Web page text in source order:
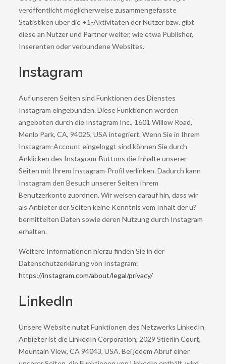
veröffentlicht möglicherweise zusammengefasste
Statistiken über die +1-Aktivitäten der Nutzer bzw. gibt
diese an Nutzer und Partner weiter, wie etwa Publisher,
Inserenten oder verbundene Websites.
Instagram
Auf unseren Seiten sind Funktionen des Dienstes
Instagram eingebunden. Diese Funktionen werden
angeboten durch die Instagram Inc., 1601 Willow Road,
Menlo Park, CA, 94025, USA integriert. Wenn Sie in Ihrem
Instagram-Account eingeloggt sind können Sie durch
Anklicken des Instagram-Buttons die Inhalte unserer
Seiten mit Ihrem Instagram-Profil verlinken. Dadurch kann
Instagram den Besuch unserer Seiten Ihrem
Benutzerkonto zuordnen. Wir weisen darauf hin, dass wir
als Anbieter der Seiten keine Kenntnis vom Inhalt der u?
bermittelten Daten sowie deren Nutzung durch Instagram
erhalten.
Weitere Informationen hierzu finden Sie in der
Datenschutzerklärung von Instagram:
https://instagram.com/about/legal/privacy/
LinkedIn
Unsere Website nutzt Funktionen des Netzwerks LinkedIn.
Anbieter ist die LinkedIn Corporation, 2029 Stierlin Court,
Mountain View, CA 94043, USA. Bei jedem Abruf einer